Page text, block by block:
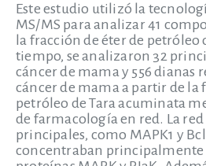
Este estudio utilizó la
MS/MS para analizar 41
la fracción de éter de
tiempo, se analizaron 32
cáncer de mama y 556 dianas
cáncer de mama a partir de la
petróleo de Tara acuminata
de farmacología en red. La
principales, como MAPK1 y
concentraban principalmente